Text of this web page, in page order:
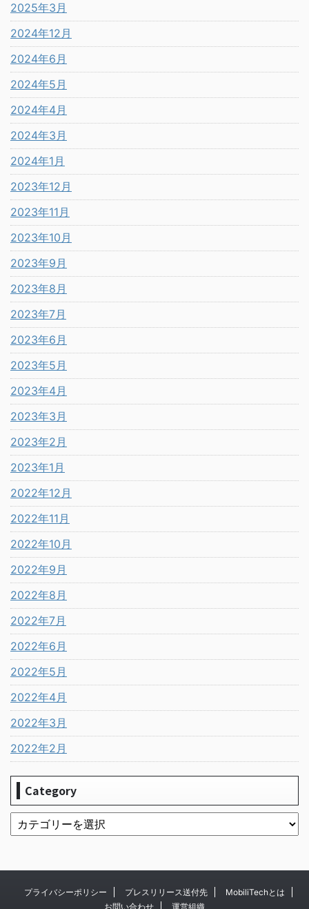
2025年3月
2024年12月
2024年6月
2024年5月
2024年4月
2024年3月
2024年1月
2023年12月
2023年11月
2023年10月
2023年9月
2023年8月
2023年7月
2023年6月
2023年5月
2023年4月
2023年3月
2023年2月
2023年1月
2022年12月
2022年11月
2022年10月
2022年9月
2022年8月
2022年7月
2022年6月
2022年5月
2022年4月
2022年3月
2022年2月
Category
プライバシーポリシー プレスリリース送付先
MobiliTechとは
お問い合わせ
運営組織